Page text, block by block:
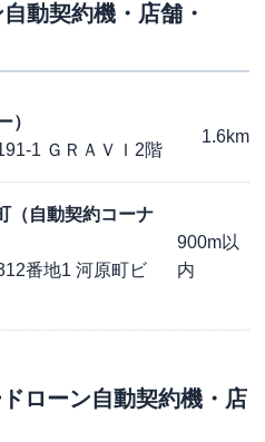
動契約機・店舗・
）
1 ＧＲＡＶＩ2階
1.6km
（自動契約コーナ
番地1 河原町ビ
900m以
内
ローン自動契約機・店